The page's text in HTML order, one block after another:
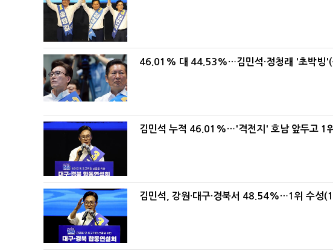
46.01% 대 44.53%…김민석·정청래 '초박빙'(
김민석 누적 46.01%…'격전지' 호남 앞두고 1
김민석, 강원·대구·경북서 48.54%…1위 수성